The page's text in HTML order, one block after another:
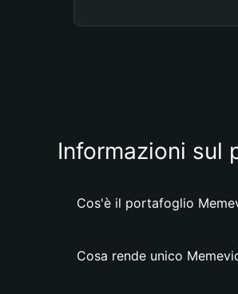
Informazioni sul
Cos'è il portafoglio
Cosa rende unico